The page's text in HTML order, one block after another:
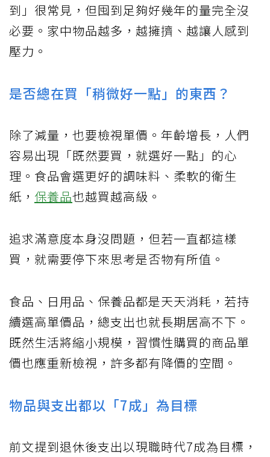
到」很常見，但囤到足夠好幾年的量完全沒
必要。家中物品越多，越擁擠、越讓人感到
壓力。
是否總在買「稍微好一點」的東西？
除了減量，也要檢視單價。年齡增長，人們
容易出現「既然要買，就選好一點」的心
理。食品會選更好的調味料、柔軟的衛生
紙， 保養品也越買越高級。
追求滿意度本身沒問題，但若一直都這樣
買，就需要停下來思考是否物有所值。
食品、日用品、保養品都是天天消耗，若持
續選高單價品，總支出也就長期居高不下。
既然生活將縮小規模，習慣性購買的商品單
價也應重新檢視，許多都有降價的空間。
物品與支出都以「7成」為目標
前文提到退休後支出以現職時代7成為目標，